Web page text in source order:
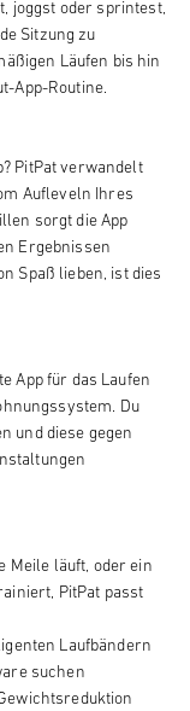
joggst oder sprintest,
Sitzung zu
Läufen bis hin
App-Routine.
PitPat verwandelt
Aufleveln Ihres
sorgt die App
Ergebnissen
Spaß lieben, ist dies
App für das Laufen
Du
und diese gegen
Meile läuft, oder ein
PitPat passt
Laufbändern
suchen